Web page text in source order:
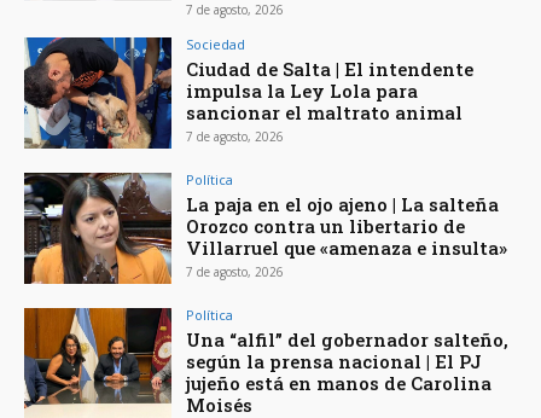
7 de agosto, 2026
Sociedad
Ciudad de Salta | El intendente
impulsa la Ley Lola para
sancionar el maltrato animal
7 de agosto, 2026
Política
La paja en el ojo ajeno | La salteña
Orozco contra un libertario de
Villarruel que «amenaza e insulta»
7 de agosto, 2026
Política
Una “alfil” del gobernador salteño,
según la prensa nacional | El PJ
jujeño está en manos de Carolina
Moisés